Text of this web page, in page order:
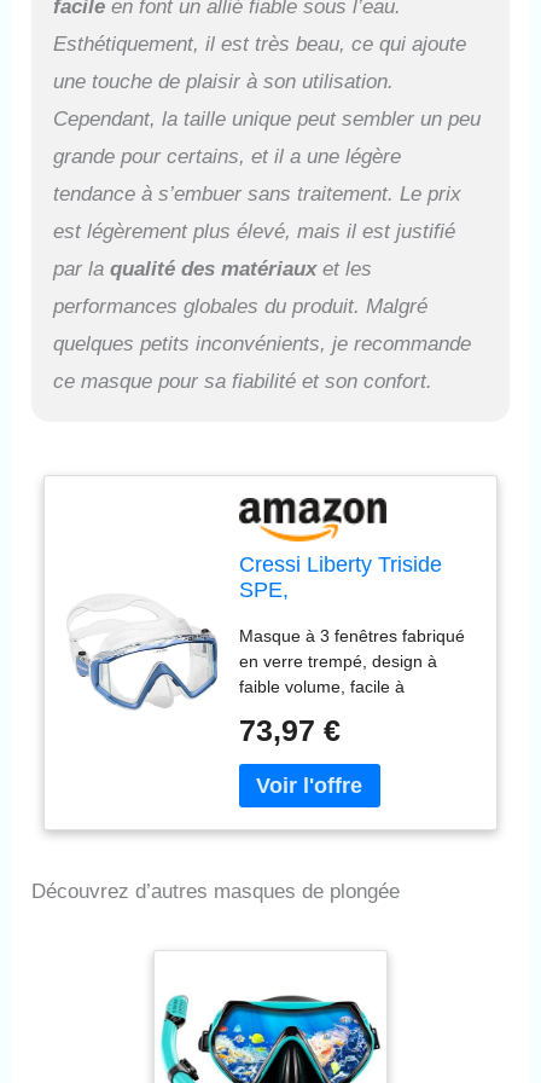
facile en font un allié fiable sous l’eau.
Esthétiquement, il est très beau, ce qui ajoute
une touche de plaisir à son utilisation.
Cependant, la taille unique peut sembler un peu
grande pour certains, et il a une légère
tendance à s’embuer sans traitement. Le prix
est légèrement plus élevé, mais il est justifié
par laqualité des matériauxet les
performances globales du produit. Malgré
quelques petits inconvénients, je recommande
ce masque pour sa fiabilité et son confort.
Cressi Liberty Triside
SPE,
Masque à 3 fenêtres fabriqué
en verre trempé, design à
faible volume, facile à
sous-marine et la plongée
avec tuba Jupe et sangle 100
% silicone combinés pour un
ajustement parfait et une
étanchéité sur le visage
poussoir : pour des
l'oreille Cadre coloré effet
peint par pulvérisation qui
rend le masque élégant et
beau à voir
73,97 €
Découvrez d’autres masques de plongée